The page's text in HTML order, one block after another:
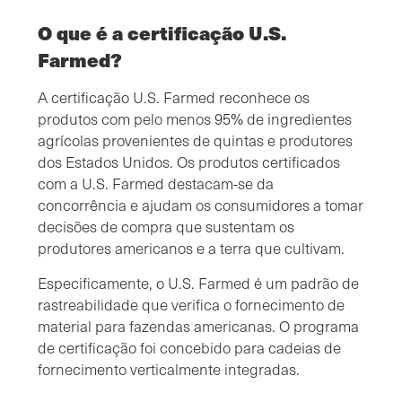
O que é a certificação U.S.
Farmed?
A certificação U.S. Farmed reconhece os
produtos com pelo menos 95% de ingredientes
agrícolas provenientes de quintas e produtores
dos Estados Unidos. Os produtos certificados
com a U.S. Farmed destacam-se da
concorrência e ajudam os consumidores a tomar
decisões de compra que sustentam os
produtores americanos e a terra que cultivam.
Especificamente, o U.S. Farmed é um padrão de
rastreabilidade que verifica o fornecimento de
material para fazendas americanas. O programa
de certificação foi concebido para cadeias de
fornecimento verticalmente integradas.